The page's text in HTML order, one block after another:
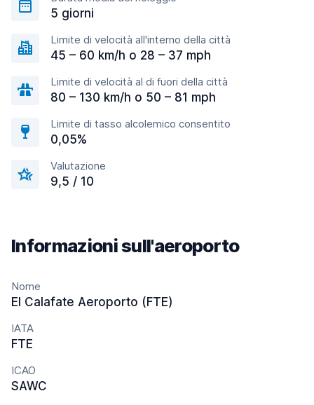
5 giorni
Limite di velocità all'interno della città
45 – 60 km/h o 28 – 37 mph
Limite di velocità al di fuori della città
80 – 130 km/h o 50 – 81 mph
Limite di tasso alcolemico consentito
0,05%
Valutazione
9,5 / 10
Informazioni sull'aeroporto
Nome
El Calafate Aeroporto (FTE)
IATA
FTE
ICAO
SAWC